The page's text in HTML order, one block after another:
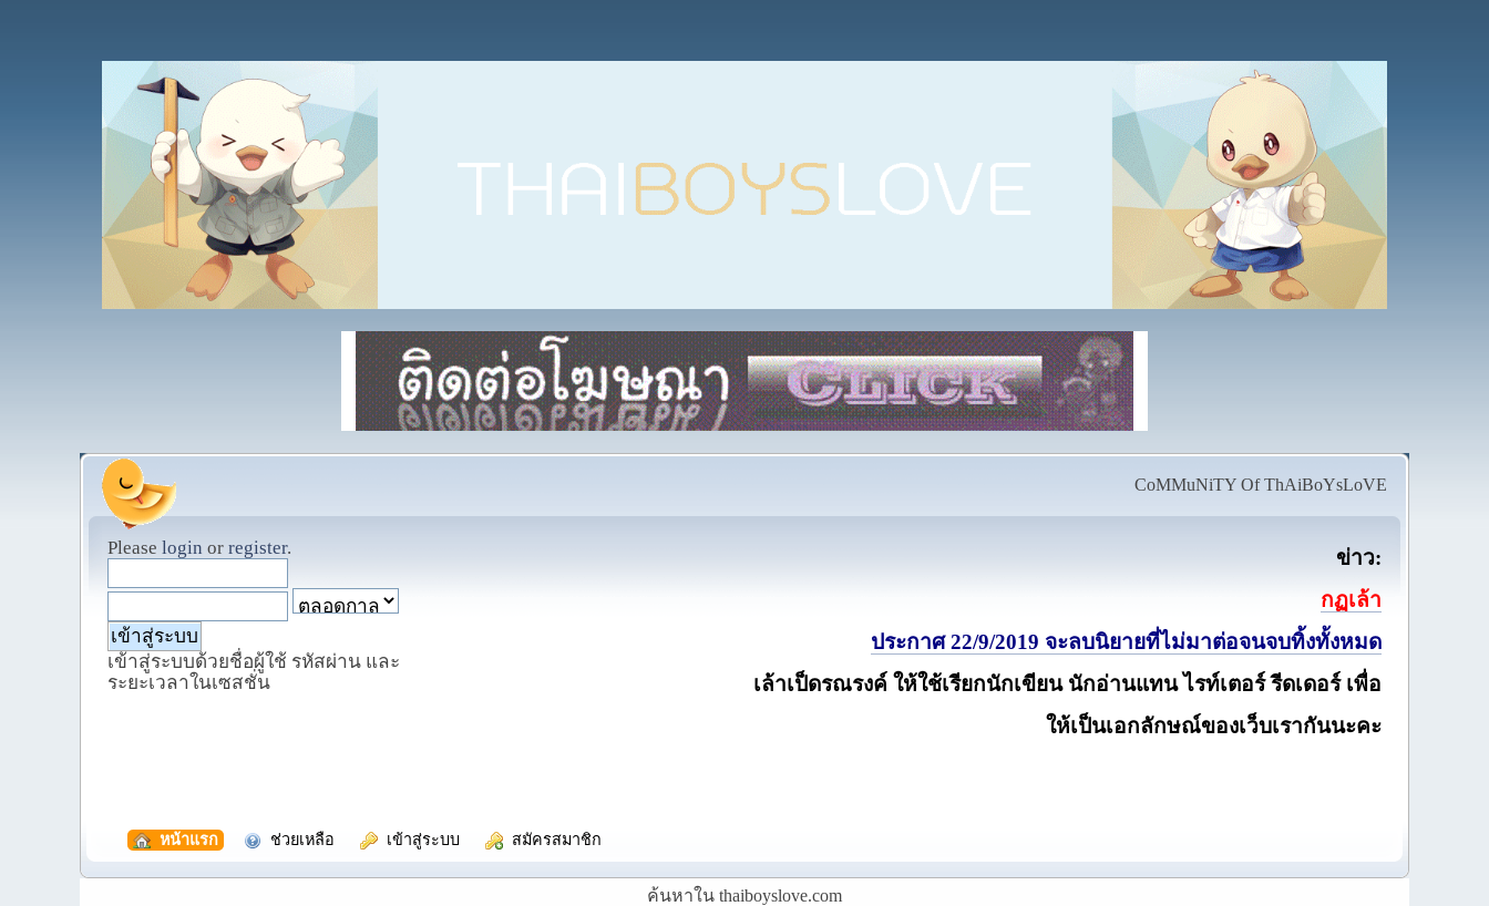
CoMMuNiTY Of ThAiBoYsLoVE
Please login or register.
เข้าสู่ระบบด้วยชื่อผู้ใช้ รหัสผ่าน และ
ระยะเวลาในเซสชั่น
ข่าว:
กฏเล้า
ประกาศ 22/9/2019 จะลบนิยายที่ไม่มาต่อจนจบทิ้งทั้งหมด
เล้าเป็ดรณรงค์ ให้ใช้เรียกนักเขียน นักอ่านแทน ไรท์เตอร์ รีดเดอร์ เพื่อ
ให้เป็นเอกลักษณ์ของเว็บเรากันนะคะ
หน้าแรก ช่วยเหลือ เข้าสู่ระบบ สมัครสมาชิก
ค้นหาใน thaiboyslove.com